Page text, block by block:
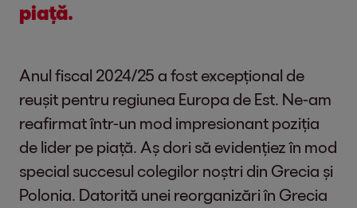
piață.
Anul fiscal 2024/25 a fost excepțional de
reușit pentru regiunea Europa de Est. Ne-am
reafirmat într-un mod impresionant poziția
de lider pe piață. Aș dori să evidențiez în mod
special succesul colegilor noștri din Grecia și
Polonia. Datorită unei reorganizări în Grecia